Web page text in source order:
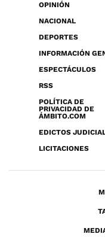
OPINIÓN
NACIONAL
DEPORTES
INFORMACIÓN
ESPECTÁCULOS
RSS
POLÍTICA DE
PRIVACIDAD DE
ÁMBITO.COM
EDICTOS
LICITACIONES